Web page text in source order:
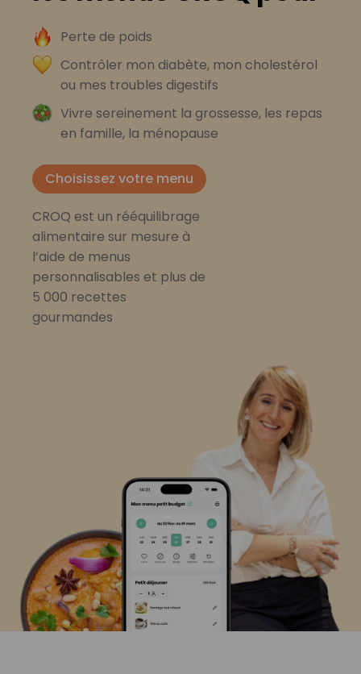
Perte de poids
Contrôler mon diabète, mon cholestérol
ou mes troubles digestifs
Vivre sereinement la grossesse, les repas
en famille, la ménopause
Choisissez votre menu
CROQ est un rééquilibrage
alimentaire sur mesure à
l’aide de menus
personnalisables et plus de
5 000 recettes
gourmandes